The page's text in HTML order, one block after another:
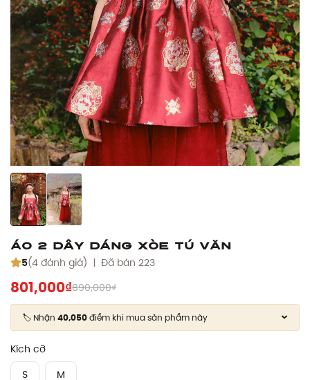
Áo 2 dây dáng xòe Tú Văn
5(4 đánh giá) Đã bán 223
801,000₫890,000₫
🏷️ Nhận 40,050điểm khi mua sản phẩm này
Kích cỡ
S
M